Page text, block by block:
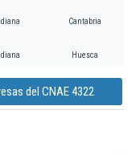
Cantabria
Huesca
del CNAE 4322